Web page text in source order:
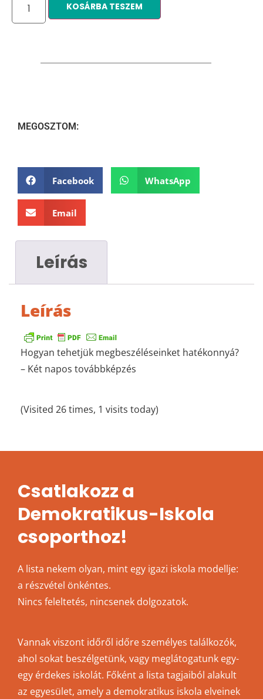
KOSÁRBA TESZEM
MEGOSZTOM:
Facebook WhatsApp
Email
Leírás
Leírás
Hogyan tehetjük megbeszéléseinket hatékonnyá?
– Két napos továbbképzés
(Visited 26 times, 1 visits today)
Csatlakozz a
Demokratikus-Iskola
csoporthoz!
A lista nekem olyan, mint egy igazi iskola modellje:
a részvétel önkéntes.
Nincs feleltetés, nincsenek dolgozatok.
Vannak viszont időről időre személyes találkozók,
ahol sokat beszélgetünk, vagy meglátogatunk egy-
egy érdekes iskolát. Főként a lista tagjaiból alakult
az egyesület, amely a demokratikus iskola elveinek